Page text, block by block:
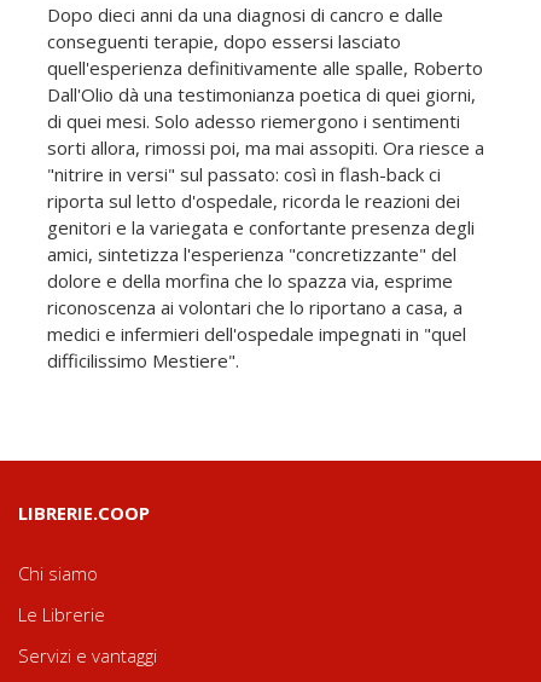
Dopo dieci anni da una diagnosi di cancro e dalle
conseguenti terapie, dopo essersi lasciato
quell'esperienza definitivamente alle spalle, Roberto
Dall'Olio dà una testimonianza poetica di quei giorni,
di quei mesi. Solo adesso riemergono i sentimenti
sorti allora, rimossi poi, ma mai assopiti. Ora riesce a
"nitrire in versi" sul passato: così in flash-back ci
riporta sul letto d'ospedale, ricorda le reazioni dei
genitori e la variegata e confortante presenza degli
amici, sintetizza l'esperienza "concretizzante" del
dolore e della morfina che lo spazza via, esprime
riconoscenza ai volontari che lo riportano a casa, a
medici e infermieri dell'ospedale impegnati in "quel
difficilissimo Mestiere".
LIBRERIE.COOP
Chi siamo
Le Librerie
Servizi e vantaggi